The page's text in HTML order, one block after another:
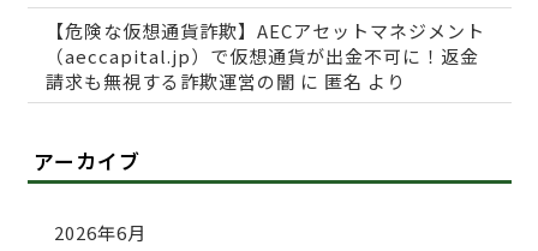
【危険な仮想通貨詐欺】AECアセットマネジメント
（aeccapital.jp）で仮想通貨が出金不可に！返金
請求も無視する詐欺運営の闇 に 匿名 より
アーカイブ
2026年6月